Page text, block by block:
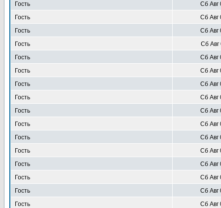
Гость
Сб Авг
Гость
Сб Авг
Гость
Сб Авг
Гость
Сб Авг
Гость
Сб Авг
Гость
Сб Авг
Гость
Сб Авг
Гость
Сб Авг
Гость
Сб Авг
Гость
Сб Авг
Гость
Сб Авг
Гость
Сб Авг
Гость
Сб Авг
Гость
Сб Авг
Гость
Сб Авг
Гость
Сб Авг